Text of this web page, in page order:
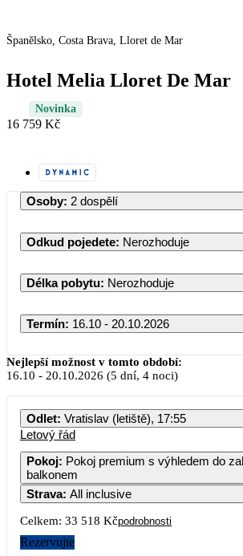
Španělsko, Costa Brava, Lloret de Mar
Hotel Melia Lloret De Mar
Novinka
16 759 Kč
Osoby: 2 dospělí
Odkud pojedete: Nerozhoduje
Délka pobytu: Nerozhoduje
Termín: 16.10 - 20.10.2026
Říjen 2026
PO ÚT ST ČT PÁ
5
20 109
6
20 519
7 8 9
12 13 14
Nejlepší možnost v tomto období:
16.10 - 20.10.2026 (5 dní, 4 noci)
Odlet: Vratislav (letiště), 17:55
Letový řád
Pokoj: Pokoj premium s výhledem do zahrady s
balkonem
Strava: All inclusive
Celkem: 33 518 Kčpodrobnosti
Rezervujte